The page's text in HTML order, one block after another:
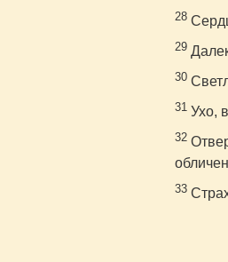
28
29
30
31 Ухо,
32
33